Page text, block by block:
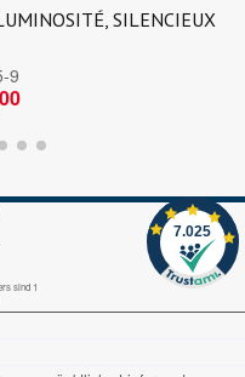
SILENCIEUX
9
sind 1
7.025